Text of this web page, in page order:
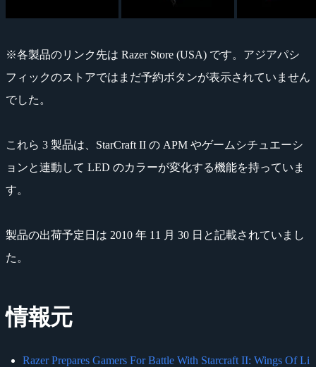
※各製品のリンク先は Razer Store (USA) です。アジアパシ
フィックのストアではまだ予約ボタンが表示されていません
でした。
これら 3 製品は、StarCraft II の APM やゲームシチュエーシ
ョンと連動して LED のカラーが変化する機能を持っていま
す。
製品の出荷予定日は 2010 年 11 月 30 日と記載されていまし
た。
情報元
Razer Prepares Gamers For Battle With Starcraft II: Wings Of Li